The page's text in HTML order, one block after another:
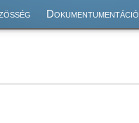
Dokumentumentáció